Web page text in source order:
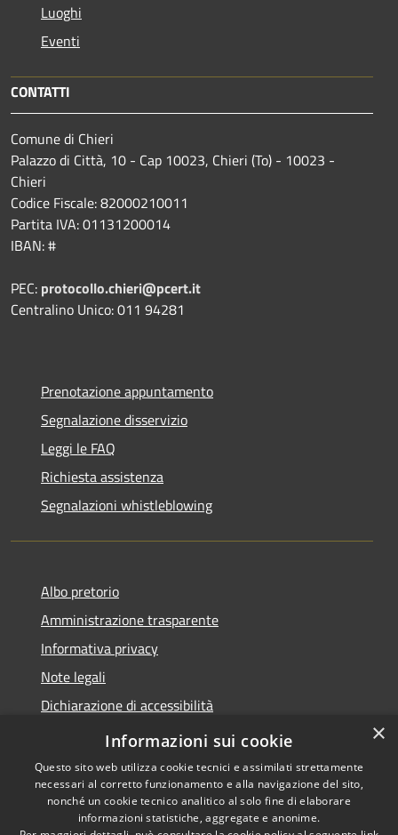
Luoghi
Eventi
CONTATTI
Comune di Chieri
Palazzo di Città, 10 - Cap 10023, Chieri (To) - 10023 -
Chieri
Codice Fiscale: 82000210011
Partita IVA: 01131200014
IBAN: #
PEC: protocollo.chieri@pcert.it
Centralino Unico: 011 94281
Prenotazione appuntamento
Segnalazione disservizio
Leggi le FAQ
Richiesta assistenza
Segnalazioni whistleblowing
Albo pretorio
Amministrazione trasparente
Informativa privacy
Note legali
Dichiarazione di accessibilità
Meccanismo di Feedback
Copyright © 2026 • Comune di
×
Informazioni sui cookie
Questo sito web utilizza cookie tecnici e assimilati strettamente
necessari al corretto funzionamento e alla navigazione del sito,
nonché un cookie tecnico analitico al solo fine di elaborare
informazioni statistiche, aggregate e anonime.